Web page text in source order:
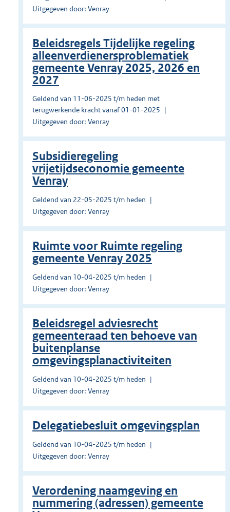
Uitgegeven door: Venray
Beleidsregels Tijdelijke regeling
alleenverdienersproblematiek
gemeente Venray 2025, 2026 en
2027
Geldend van 11-06-2025 t/m heden met
terugwerkende kracht vanaf 01-01-2025
Uitgegeven door: Venray
Subsidieregeling
vrijetijdseconomie gemeente
Venray
Geldend van 22-05-2025 t/m heden
Uitgegeven door: Venray
Ruimte voor Ruimte regeling
gemeente Venray 2025
Geldend van 10-04-2025 t/m heden
Uitgegeven door: Venray
Beleidsregel adviesrecht
gemeenteraad ten behoeve van
buitenplanse
omgevingsplanactiviteiten
Geldend van 10-04-2025 t/m heden
Uitgegeven door: Venray
Delegatiebesluit omgevingsplan
Geldend van 10-04-2025 t/m heden
Uitgegeven door: Venray
Verordening naamgeving en
nummering (adressen) gemeente